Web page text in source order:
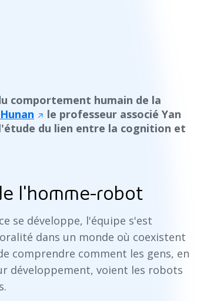
comportement humain de la
le professeur associé Yan
du lien entre la cognition et
l'homme-robot
se développe, l'équipe s'est
dans un monde où coexistent
comprendre comment les gens, en
développement, voient les robots